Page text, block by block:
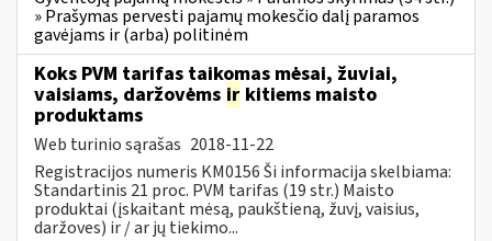
» Prašymas pervesti pajamų mokesčio dalį paramos
gavėjams ir (arba) politinėm
Koks PVM tarifas taikomas mėsai, žuviai,
vaisiams, daržovėms ir kitiems maisto
produktams
Web turinio sąrašas 2018-11-22
Registracijos numeris KM0156 Ši informacija skelbiama:
Standartinis 21 proc. PVM tarifas (19 str.) Maisto
produktai (įskaitant mėsą, paukštieną, žuvį, vaisius,
daržoves) ir / ar jų tiekimo...